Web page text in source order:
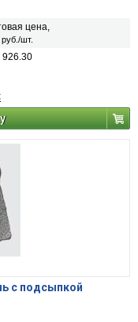
цена,
руб./шт.
926.30
с подсыпкой